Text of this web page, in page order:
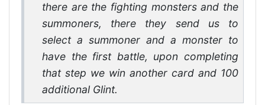
there are the fighting monsters and the
summoners, there they send us to
select a summoner and a monster to
have the first battle, upon completing
that step we win another card and 100
additional Glint.